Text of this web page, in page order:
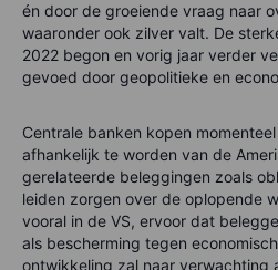
én door de groeiende vraag naar
waaronder ook zilver valt. De
2022 begon en vorig jaar verder
gevoed door geopolitieke en
Centrale banken kopen
afhankelijk te worden van de
gerelateerde beleggingen zoals
leiden zorgen over de oplopende
vooral in de VS, ervoor dat
als bescherming tegen
ontwikkeling zal naar verwachting